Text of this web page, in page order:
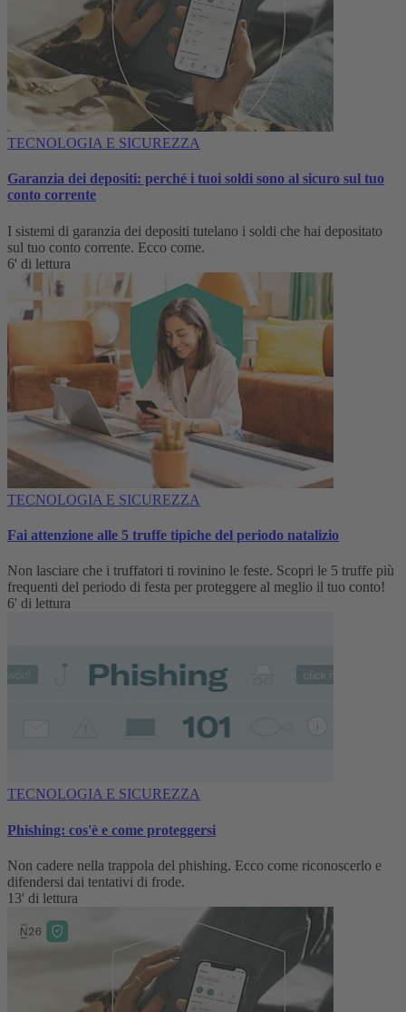
TECNOLOGIA E SICUREZZA
Garanzia dei depositi: perché i tuoi soldi sono al sicuro sul tuo
conto corrente
I sistemi di garanzia dei depositi tutelano i soldi che hai depositato
sul tuo conto corrente. Ecco come.
6' di lettura
TECNOLOGIA E SICUREZZA
Fai attenzione alle 5 truffe tipiche del periodo natalizio
Non lasciare che i truffatori ti rovinino le feste. Scopri le 5 truffe più
frequenti del periodo di festa per proteggere al meglio il tuo conto!
6' di lettura
TECNOLOGIA E SICUREZZA
Phishing: cos'è e come proteggersi
Non cadere nella trappola del phishing. Ecco come riconoscerlo e
difendersi dai tentativi di frode.
13' di lettura